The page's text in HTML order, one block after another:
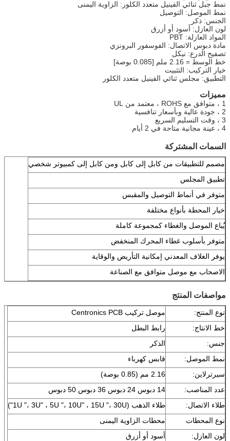
نمط جبل ثنائي الفينيل متعدد الكلور: الزاوية اليمنى
نمط الموصل: التوصيل
الجنس: ذكر
لون العازل: أسود أو أزرق
المواد العازلة: PBT
مادة دبوس الاتصال: الفوسفور البرونزي
تصفيح الدرع: نيكل
خط الوسط = 2.16 ملم [0.085 بوصة]
خيار التركيب: التثبيت
التطبيق: مجلس ثنائي الفينيل متعدد الكلور
مميزات
1 ، متوافق مع ROHS ، معتمد من UL
2 ، جودة عالية وبأسعار تنافسية
3 ، وقت التسليم السريع
4 ، عينة مجانية متاحة في 2 أيام
السمات المشتركة
مصمم للتطبيقات من كابل إلى كابل ومن كابل إلى كمبيوتر شخصي
تطبيق المجلس
متوفر في أنماط التوصيل والمقبس
خيار المحطة بأنواع مختلفة
يُباع الموصل والغطاء كمجموعة كاملة
متوفر بأسلوب غطاء المحرك المنخفض
يوفر الغلاف المعدني إمكانية التأريض والوقاية
الاصحاب مع موصل متوافق مع الصناعة
مواصفات المنتج
نوع المنتج:
موصل تركيب Centronics PCB
خط الانتاج:
رابط البطل
جنس:
الذكر
نمط الموصل:
قابس كهرباء
سيرترلاين:
2.16 مم (0.85 بوصة)
عدد المناصب:
14 دبوس 24 دبوس 36 دبوس 50 دبوس
طلاء الاتصال:
طلاء الذهب (1U "، 3U" ، 5U "، 10U" ، 15U "، 30U")
نوع المحطات
محطات الزاوية اليمنى
لون العازل:
أسود أو أزرق